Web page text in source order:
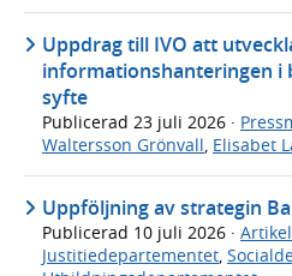
Uppdrag till IVO att
informationshanteringen i
syfte
Publicerad 23 juli 2026 ·
Waltersson Grönvall, Elisabet
Uppföljning av strategin
Publicerad 10 juli 2026 · Artikel
Justitiedepartementet,